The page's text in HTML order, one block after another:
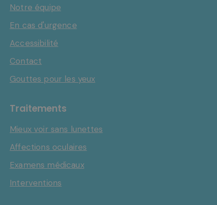
Notre équipe
En cas d'urgence
Accessibilité
Contact
Gouttes pour les yeux
Traitements
Mieux voir sans lunettes
Affections oculaires
Examens médicaux
Interventions